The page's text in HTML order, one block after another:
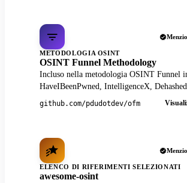
METODOLOGIA OSINT
OSINT Funnel Methodology
Incluso nella metodologia OSINT Funnel
HaveIBeenPwned, IntelligenceX, Dehashed
github.com/pdudotdev/ofm
ELENCO DI RIFERIMENTI SELEZIONATI
awesome-osint